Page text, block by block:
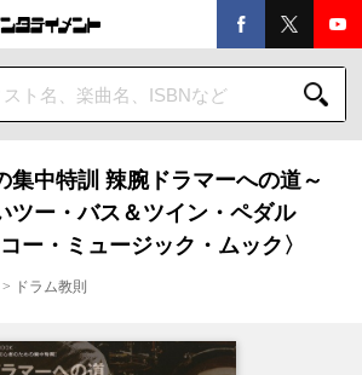
集中特訓 辣腕ドラマーへの道～
ツー・バス＆ツイン・ペダル
ー・ミュージック・ムック〉
> ドラム教則